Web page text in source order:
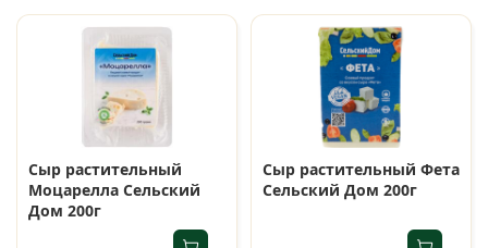
Сыр растительный
Моцарелла Сельский
Дом 200г
Сыр растительный Фета
Сельский Дом 200г